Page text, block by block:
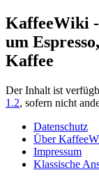
KaffeeWiki -
um
Kaffee
Der Inhalt ist
1.2, sofern nicht
Datenschutz
Über
Impressum
Klassische